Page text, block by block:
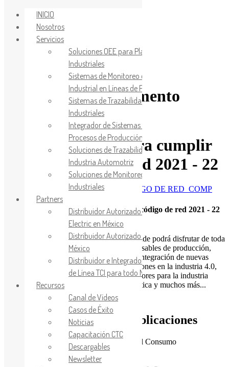
Saltar a la navegación principal
Saltar al contenido principal
Saltar al pie de página
¡Aquí tiene el documento
solicitado!
Plan estratégico para cumplir
con el Código de Red 2021 - 22
Plan estratégico para cumpliar con el código de red 2021 - 22
Puede suscribirse a nuestro Newsletter donde podrá disfrutar de toda
la información actualizada para responsables de producción,
Ingeniería y Mantenimiento sobre la integración de nuevas
tecnologías de automatización, innovaciones en la industria 4.0,
tendencias en aplicaciones con Inversores para la industria
automotriz, Alimentación, Farmacéutica y muchos más...
SUSCRIBIRME AHORA
Visita nuestros últimas publicaciones
INICIO
Nosotros
Servicios
Soluciones OEE para Plantas
Industriales
Sistemas de Monitoreo de Energía
Industrial en Líneas de Producción
Sistemas de Trazabilidad de Procesos
Industriales
Integrador de Sistemas Andon para
Procesos de Producción
Soluciones de Trazabilidad para la
Industria Automotriz
Soluciones de Monitoreo de Procesos
Industriales
Partners
Distribuidor Autorizado Mitsubishi
Electric en México
Distribuidor Autorizado Toshiba en
México
Distribuidor e Integrador de Reactores
de Línea TCI para todo México
Recursos
Canal de Vídeos
Casos de Éxito
Noticias
Capacitación CTC
Descargables
Newsletter